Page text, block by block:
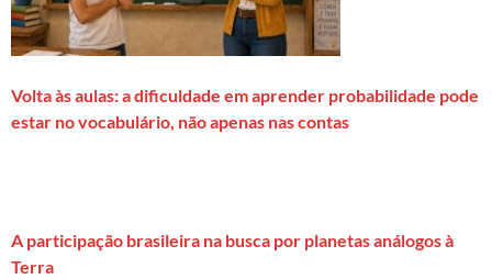
Volta às aulas: a dificuldade em aprender probabilidade pode
estar no vocabulário, não apenas nas contas
A participação brasileira na busca por planetas análogos à
Terra